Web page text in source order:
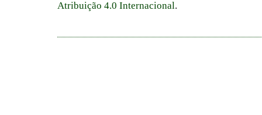
Atribuição 4.0 Internacional.